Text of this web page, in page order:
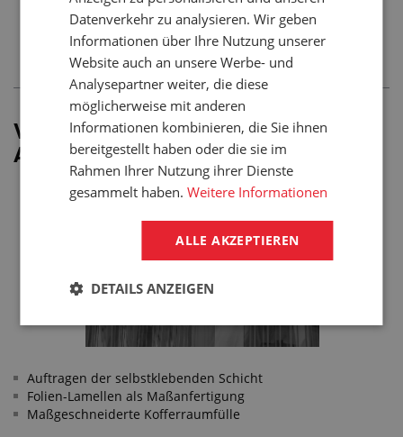
Anzeigen Weitere Dienstleistungen
Verbesserung der
Arbeitsumgebung
Auftragen der selbstklebenden Schicht
Folien-Lamellen als Maßanfertigung
Maßgeschneiderte Kofferraumfülle
Datenverkehr zu analysieren. Wir geben
Informationen über Ihre Nutzung unserer
Website auch an unsere Werbe- und
Analysepartner weiter, die diese
möglicherweise mit anderen
Informationen kombinieren, die Sie ihnen
bereitgestellt haben oder die sie im
Rahmen Ihrer Nutzung ihrer Dienste
gesammelt haben.Weitere Informationen
ALLE AKZEPTIEREN
DETAILS ANZEIGEN